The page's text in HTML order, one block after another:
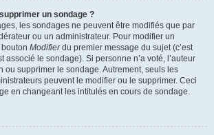
un sondage ?
les sondages ne peuvent être modifiés que par
ou un administrateur. Pour modifier un
Modifierdu premier message du sujet (c’est
associé le sondage). Si personne n’a voté, l’auteur
ou supprimer le sondage. Autrement, seuls les
peuvent le modifier ou le supprimer. Ceci
en changeant les intitulés en cours de sondage.